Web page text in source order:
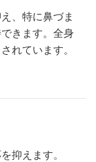
、特に鼻づま
きます。全身
れています。
抑えます。